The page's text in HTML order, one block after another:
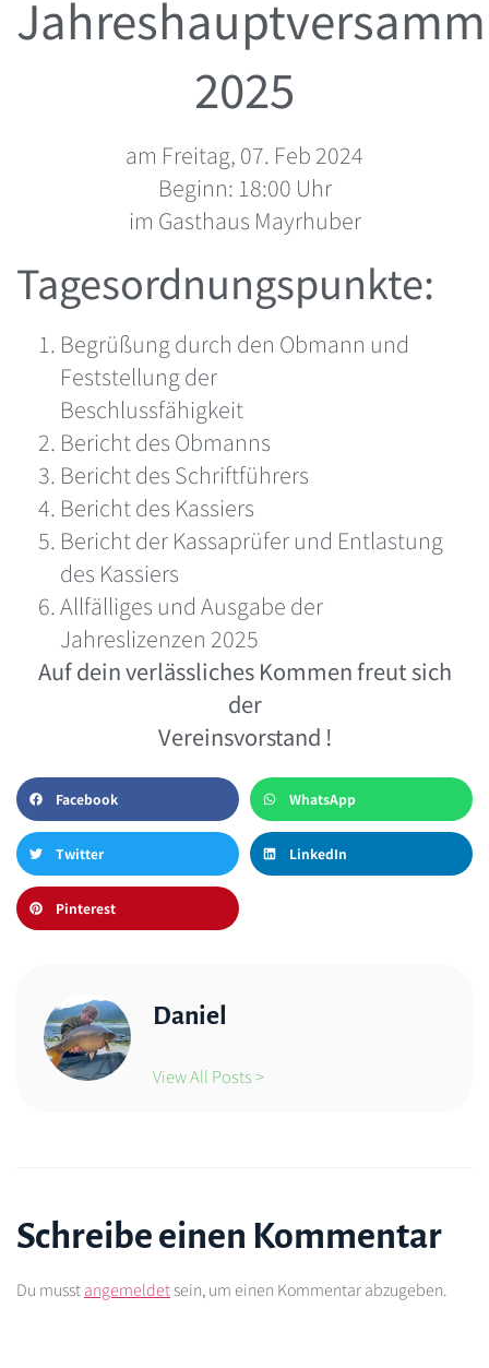
2025
am Freitag, 07. Feb 2024
Beginn: 18:00 Uhr
im Gasthaus Mayrhuber
Tagesordnungspunkte:
Begrüßung durch den Obmann und
Feststellung der
Beschlussfähigkeit
Bericht des Obmanns
Bericht des Schriftführers
Bericht des Kassiers
Bericht der Kassaprüfer und Entlastung
des Kassiers
Allfälliges und Ausgabe der
Jahreslizenzen 2025
Auf dein verlässliches Kommen freut sich
der
Vereinsvorstand !
Facebook WhatsApp
Twitter LinkedIn
Pinterest
Daniel
View All Posts >
Schreibe einen Kommentar
Du musstangemeldetsein, um einen Kommentar abzugeben.